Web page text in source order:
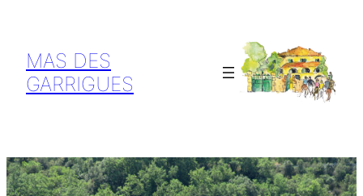
MAS DES
GARRIGUES